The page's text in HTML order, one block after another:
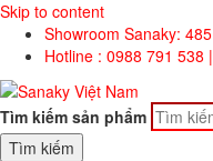
Skip to content
Showroom Sanaky:
Hotline : 0988 791 538
Tìm kiếm sản phẩm
Tìm kiếm